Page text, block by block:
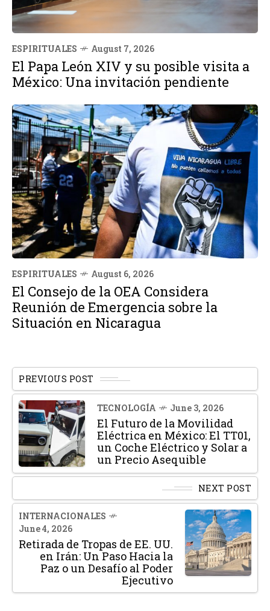
ESPIRITUALES August 7, 2026
El Papa León XIV y su posible visita a
México: Una invitación pendiente
ESPIRITUALES August 6, 2026
El Consejo de la OEA Considera
Reunión de Emergencia sobre la
Situación en Nicaragua
PREVIOUS POST
TECNOLOGÍA June 3, 2026
El Futuro de la Movilidad
Eléctrica en México: El TT01,
un Coche Eléctrico y Solar a
un Precio Asequible
NEXT POST
INTERNACIONALES
June 4, 2026
Retirada de Tropas de EE. UU.
en Irán: Un Paso Hacia la
Paz o un Desafío al Poder
Ejecutivo